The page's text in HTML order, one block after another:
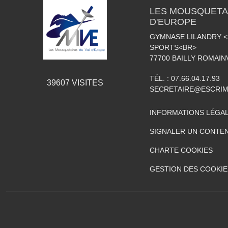
39607 VISITES
LES
D'EUROPE
GYMNASE LILANDRY
SPORTS<BR>
77700 BAILLY
TÉL. : 07.66.04.17.93
INFORMATIONS
SIGNALER UN
CHARTE COOKIES
GESTION DES